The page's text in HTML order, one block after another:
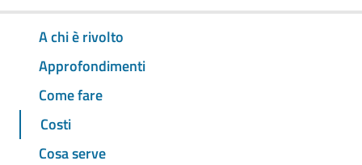
A chi è rivolto
Approfondimenti
Come fare
Costi
Cosa serve